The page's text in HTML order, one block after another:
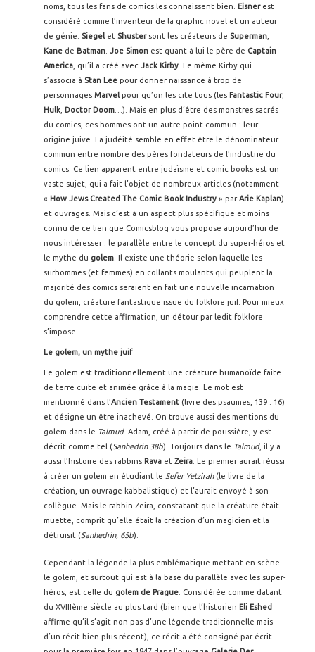
noms, tous les fans de comics les connaissent bien. Eisner est
considéré comme l’inventeur de la graphic novel et un auteur
de génie. Siegel et Shustersont les créateurs de Superman
Kane de Batman Joe Simon est quant à lui le père de Captain
America , qu’il a créé avec Jack Kirby . Le même Kirby qui
s’associa à Stan Lee pour donner naissance à trop de
personnages Marvel pour qu’on les cite tous (les Fantastic Four,
Hulk Doctor Doom …). Mais en plus d’être des monstres sacrés
du comics, ces hommes ont un autre point commun : leur
origine juive. La judéité semble en effet être le dénominateur
commun entre nombre des pères fondateurs de l’industrie du
comics. Ce lien apparent entre judaïsme et comic books est un
vaste sujet, qui a fait l’objet de nombreux articles (notamment
« How Jews Created The Comic Book Industry » parArie Kaplan)
et ouvrages. Mais c’est à un aspect plus spécifique et moins
connu de ce lien que Comicsblog vous propose aujourd’hui de
nous intéresser : le parallèle entre le concept du super-héros et
le mythe du golem . Il existe une théorie selon laquelle les
surhommes (et femmes) en collants moulants qui peuplent la
majorité des comics seraient en fait une nouvelle incarnation
du golem, créature fantastique issue du folklore juif. Pour mieux
comprendre cette affirmation, un détour par ledit folklore
s’impose.
Le golem, un mythe juif
Le golem est traditionnellement une créature humanoïde faite
de terre cuite et animée grâce à la magie. Le mot est
mentionné dans l’Ancien Testament (livre des psaumes, 139 : 16)
et désigne un être inachevé. On trouve aussi des mentions du
golem dans le Talmud. Adam, créé à partir de poussière, y est
décrit comme tel (Sanhedrin 38b). Toujours dans le Talmud, il y a
aussi l’histoire des rabbins Rava et Zeira . Le premier aurait réussi
à créer un golem en étudiant le Sefer Yetzirah(le livre de la
création, un ouvrage kabbalistique) et l’aurait envoyé à son
collègue. Mais le rabbin Zeira, constatant que la créature était
muette, comprit qu’elle était la création d’un magicien et la
détruisit (Sanhedrin, 65b).
Cependant la légende la plus emblématique mettant en scène
le golem, et surtout qui est à la base du parallèle avec les super-
héros, est celle du golem de Prague . Considérée comme datant
du XVIIIème siècle au plus tard (bien que l’historien Eli Eshed
affirme qu’il s’agit non pas d’une légende traditionnelle mais
d’un récit bien plus récent), ce récit a été consigné par écrit